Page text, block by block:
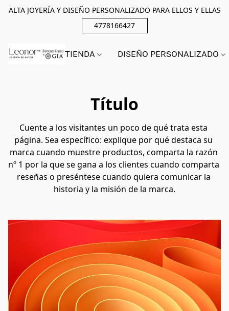
ALTA JOYERÍA Y DISEÑO PERSONALIZADO PARA ELLOS Y ELLAS
4778166427
TIENDA DISEÑO PERSONALIZADO
Título
Cuente a los visitantes un poco de qué trata esta
página. Sea específico: explique por qué destaca su
marca cuando muestre productos, comparta la razón
nº 1 por la que se gana a los clientes cuando comparta
reseñas o preséntese cuando quiera comunicar la
historia y la misión de la marca.